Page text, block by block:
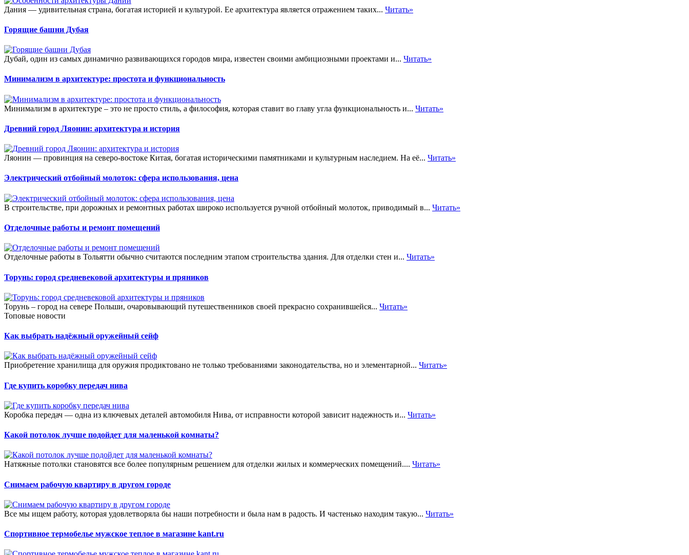
Дания — удивительная страна, богатая историей и культурой. Ее архитектура является отражением таких... Читать»
Горящие башни Дубая
Дубай, один из самых динамично развивающихся городов мира, известен своими амбициозными проектами и... Читать»
Минимализм в архитектуре: простота и функциональность
Минимализм в архитектуре – это не просто стиль, а философия, которая ставит во главу угла функциональность и... Читать»
Древний город Ляонин: архитектура и история
Ляонин — провинция на северо-востоке Китая, богатая историческими памятниками и культурным наследием. На её... Читать»
Электрический отбойный молоток: сфера использования, цена
В строительстве, при дорожных и ремонтных работах широко используется ручной отбойный молоток, приводимый в... Читать»
Отделочные работы и ремонт помещений
Отделочные работы в Тольятти обычно считаются последним этапом строительства здания. Для отделки стен и... Читать»
Торунь: город средневековой архитектуры и пряников
Торунь – город на севере Польши, очаровывающий путешественников своей прекрасно сохранившейся... Читать»
Топовые новости
Как выбрать надёжный оружейный сейф
Приобретение хранилища для оружия продиктовано не только требованиями законодательства, но и элементарной... Читать»
Где купить коробку передач нива
Коробка передач — одна из ключевых деталей автомобиля Нива, от исправности которой зависит надежность и... Читать»
Какой потолок лучше подойдет для маленькой комнаты?
Натяжные потолки становятся все более популярным решением для отделки жилых и коммерческих помещений.... Читать»
Снимаем рабочую квартиру в другом городе
Все мы ищем работу, которая удовлетворяла бы наши потребности и была нам в радость. И частенько находим такую... Читать»
Спортивное термобелье мужское теплое в магазине kant.ru